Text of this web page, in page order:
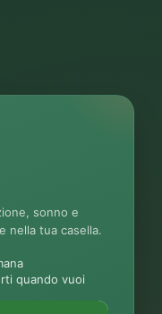
sonno e
nella tua casella.
quando vuoi